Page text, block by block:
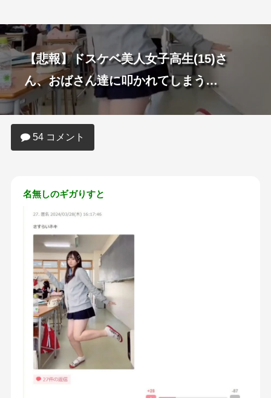
【悲報】ドスケベ美人女子高生(15)さ
ん、おばさん達に叩かれてしまう…
54 コメント
名無しのギガりすと